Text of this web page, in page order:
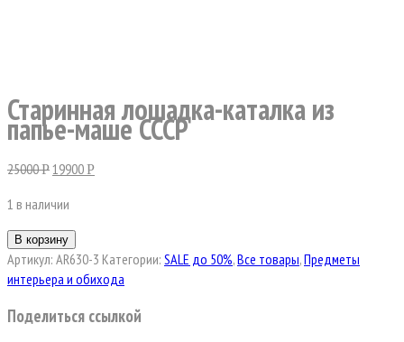
Старинная лошадка-каталка из
папье-маше СССР
25000Р19900Р
1 в наличии
В корзину
Артикул: AR630-3 Категории: SALE до 50%,Все товары,Предметы
интерьера и обихода
Поделиться ссылкой